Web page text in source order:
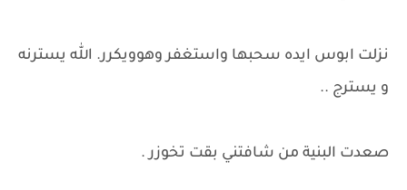
نزلت ابوس ايده سحبها واستغفر وهوويكرر. الله يسترنه
و يسترج ..
صعدت البنية من شافتني بقت تخوزر .